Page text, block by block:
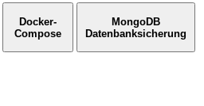
Docker-
Compose
MongoDB
Datenbanksicherung